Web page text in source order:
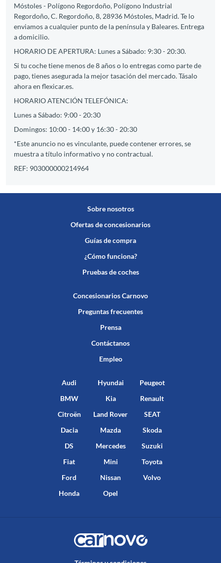
Móstoles - Polígono Regordoño, Polígono Industrial
Regordoño, C. Regordoño, 8, 28936 Móstoles, Madrid. Te lo
enviamos a cualquier punto de la península y Baleares. Entrega
a domicilio.
HORARIO DE APERTURA: Lunes a Sábado: 9:30 - 20:30.
Si tu coche tiene menos de 8 años o lo entregas como parte de
pago, tienes asegurada la mejor tasación del mercado. Tásalo
ahora en flexicar.es.
HORARIO ATENCIÓN TELEFÓNICA:
Lunes a Sábado: 9:00 - 20:30
Domingos: 10:00 - 14:00 y 16:30 - 20:30
*Este anuncio no es vinculante, puede contener errores, se
muestra a título informativo y no contractual.
REF: 903000000214964
Sobre nosotros
Ofertas de concesionarios
Guías de compra
¿Cómo funciona?
Pruebas de coches
Concesionarios Carnovo
Preguntas frecuentes
Prensa
Contáctanos
Empleo
Audi
BMW
Citroën
Dacia
DS
Fiat
Ford
Honda
Hyundai
Kia
Land Rover
Mazda
Mercedes
Mini
Nissan
Opel
Peugeot
Renault
SEAT
Skoda
Suzuki
Toyota
Volvo